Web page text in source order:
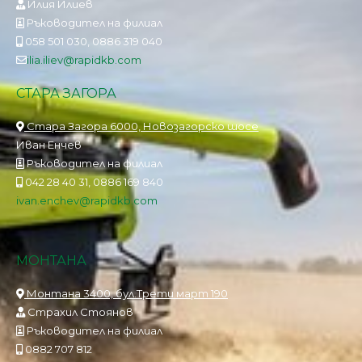
Илия Илиев
Ръководител на филиал
058 501 030, 0886 319 040
ilia.iliev@rapidkb.com
СТАРА ЗАГОРА
Стара Загора 6000, Новозагорско шосе
Иван Енчев
Ръководител на филиал
042 28 40 31, 0886 169 840
ivan.enchev@rapidkb.com
МОНТАНА
Монтана 3400, бул.Трети март 190
Страхил Стоянов
Ръководител на филиал
0882 707 812